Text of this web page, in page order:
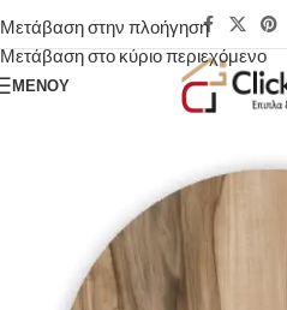
Μετάβαση στην πλοήγηση
Μετάβαση στο κύριο περιεχόμενο
ΜΕΝΟΎ